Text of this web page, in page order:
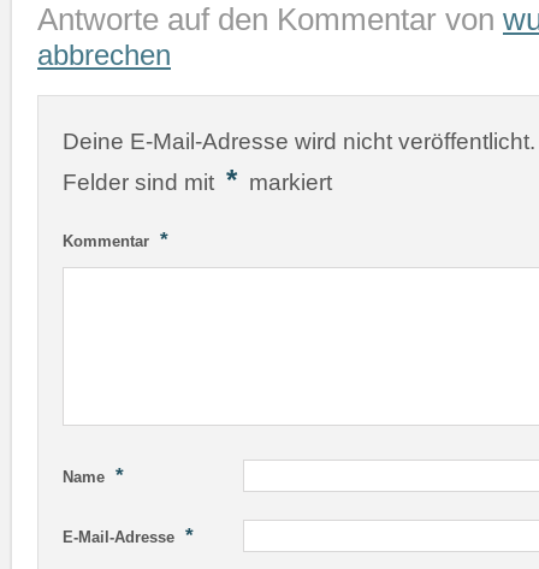
Antworte auf den Kommentar von
abbrechen
Deine E-Mail-Adresse wird nicht veröffentlicht.
Felder sind mit * markiert
Kommentar *
Name *
E-Mail-Adresse *